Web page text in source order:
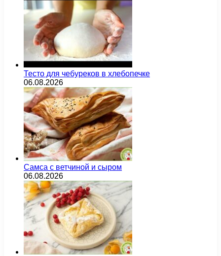
Тесто для чебуреков в хлебопечке
06.08.2026
Самса с ветчиной и сыром
06.08.2026